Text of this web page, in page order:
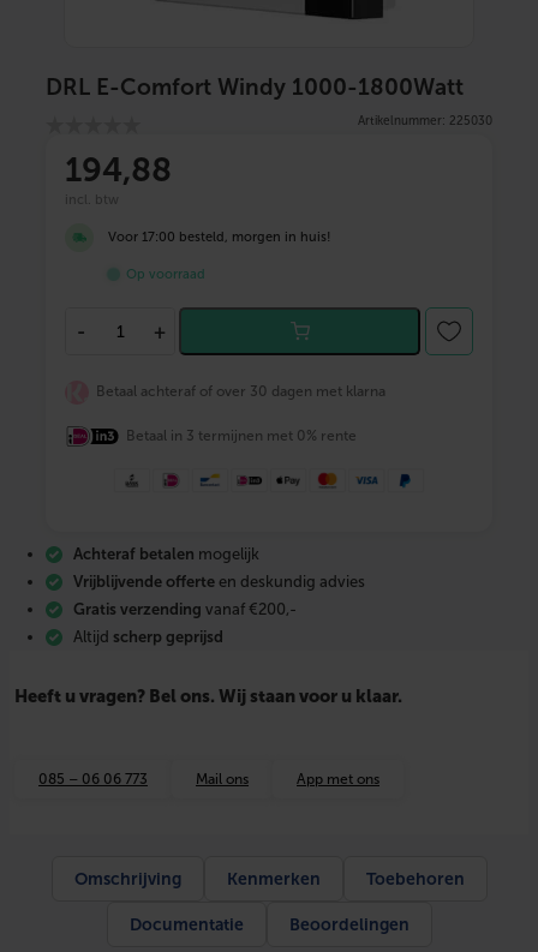
DRL E-Comfort Windy 1000-1800Watt
Artikelnummer: 225030
194,88
incl. btw
Voor 17:00 besteld, morgen in huis!
Op voorraad
o
W
n
0
8
- +
Betaal achteraf of over 30 dagen met klarna
Betaal in 3 termijnen met 0% rente
Achteraf betalen mogelijk
Vrijblijvende offerte en deskundig advies
Gratis verzending vanaf €200,-
Altijd scherp geprijsd
Heeft u vragen? Bel ons. Wij staan voor u klaar.
085 – 06 06 773 Mail ons App met ons
Omschrijving Kenmerken Toebehoren
Documentatie Beoordelingen